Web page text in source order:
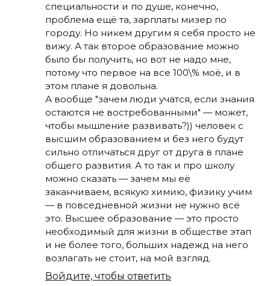
специальности и по душе, конечно,
проблема ещё та, зарплаты мизер по
городу. Но никем другим я себя просто не
вижу. А так второе образование можно
было бы получить, но вот не надо мне,
потому что первое на все 100\% моё, и в
этом плане я довольна.
А вообще "зачем люди учатся, если знания
остаются не востребованными" — может,
чтобы мышление развивать?)) человек с
высшим образованием и без него будут
сильно отличаться друг от друга в плане
общего развития. А то так и про школу
можно сказать — зачем мы её
заканчиваем, всякую химию, физику учим
— в повседневной жизни не нужно всё
это. Высшее образование — это просто
необходимый для жизни в обществе этап
и не более того, больших надежд на него
возлагать не стоит, на мой взгляд.
Войдите, чтобы ответить